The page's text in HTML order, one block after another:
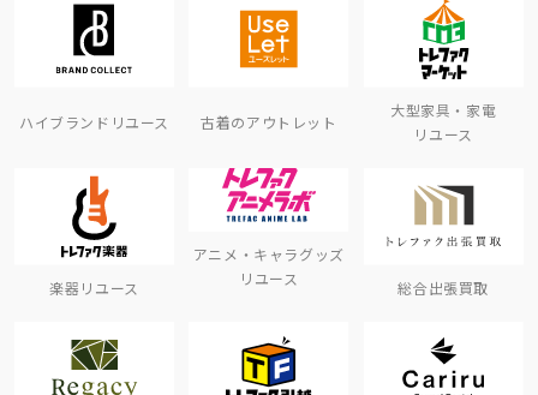
ハイブランドリユース 古着のアウトレット
大型家具・家電
リユース
楽器リユース
アニメ・キャラグッズ
リユース
総合出張買取